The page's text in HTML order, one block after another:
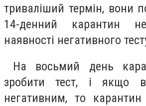
триваліший термін, вони
14-денний карантин
наявності негативного
На восьмий день
зробити тест, і якщо
негативним, то карантин